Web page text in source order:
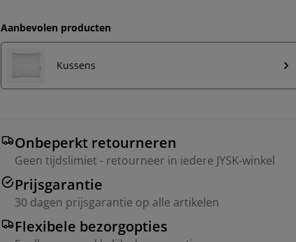
Aanbevolen producten
Kussens
Onbeperkt retourneren
Geen tijdslimiet - retourneer in iedere JYSK-winkel
Prijsgarantie
30 dagen prijsgarantie op alle artikelen
Flexibele bezorgopties